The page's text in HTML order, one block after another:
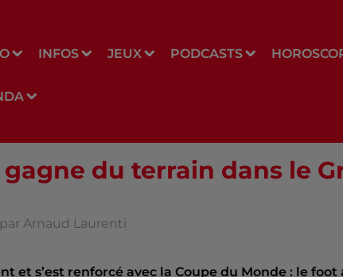
INFOS JEUX PODCASTS
du terrain dans le
Arnaud Laurenti
et s’est renforcé avec la Coupe du Monde : le